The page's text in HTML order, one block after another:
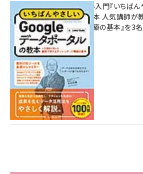
無料BIツール入門『いちば
ポータルの教本 人気講師が
シュボード構築の基本』を3
7月31日 10:00